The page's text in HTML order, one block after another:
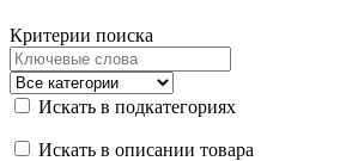
Критерии поиска
Искать в подкатегориях
Искать в описании товара